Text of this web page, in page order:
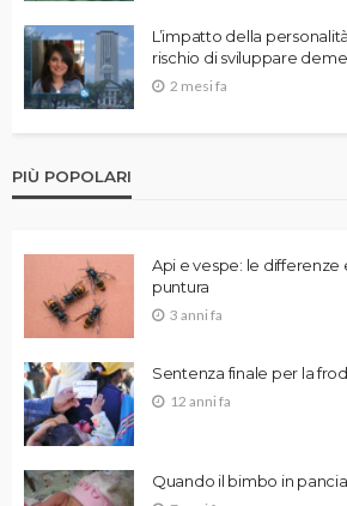
L’impatto della
rischio di sviluppare
2 mesi fa
PIÙ POPOLARI
Api e vespe: le differenze
puntura
3 anni fa
Sentenza finale per la
12 anni fa
Quando il bimbo in